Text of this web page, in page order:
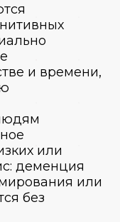
и времени,
или
деменция
или
без